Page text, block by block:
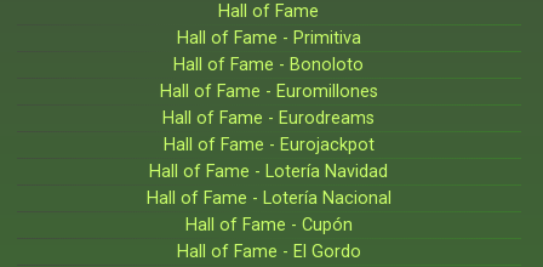
Hall of Fame
Hall of Fame - Primitiva
Hall of Fame - Bonoloto
Hall of Fame - Euromillones
Hall of Fame - Eurodreams
Hall of Fame - Eurojackpot
Hall of Fame - Lotería Navidad
Hall of Fame - Lotería Nacional
Hall of Fame - Cupón
Hall of Fame - El Gordo